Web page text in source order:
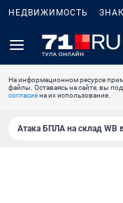
НЕДВИЖИМОСТЬ
На информационном ресурсе
файлы. Оставаясь на сайте, вы
согласиена их использование.
Атака БПЛА на склад WB